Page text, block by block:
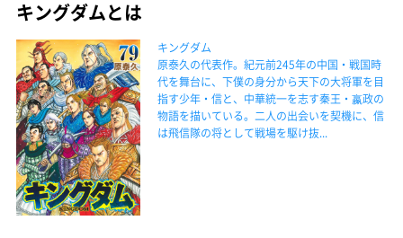
キングダムとは
キングダム
原泰久の代表作。紀元前245年の中国・戦国時
代を舞台に、下僕の身分から天下の大将軍を目
指す少年・信と、中華統一を志す秦王・嬴政の
物語を描いている。二人の出会いを契機に、信
は飛信隊の将として戦場を駆け抜...